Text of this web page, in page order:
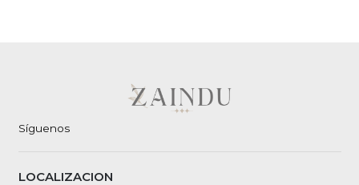
Síguenos
LOCALIZACION